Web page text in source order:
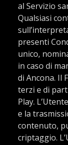
al Servizio
Qualsiasi
presenti
unico,
in caso di
di Ancona. Il
terzi e di
Play.
e la
contenuto,
criptaggio.